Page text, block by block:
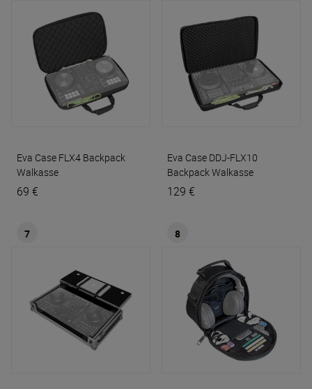
Eva Case FLX4 Backpack
Walkasse
69 €
Eva Case DDJ-FLX10
Backpack Walkasse
129 €
7 8